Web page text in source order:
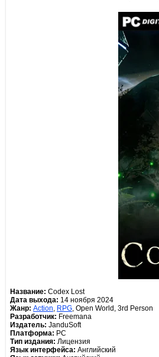
Название: Codex Lost
Дата выхода: 14 ноября 2024
Жанр: Action, RPG, Open World, 3rd Person
Разработчик: Freemana
Издатель: JanduSoft
Платформа: PC
Тип издания: Лицензия
Язык интерфейса: Английский